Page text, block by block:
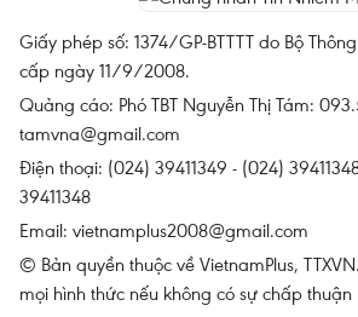
Giấy phép số: 1374/GP-BTTTT do Bộ
cấp ngày 11/9/2008.
Quảng cáo: Phó TBT Nguyễn Thị Tám:
tamvna@gmail.com
Điện thoại: (024) 39411349 - (024)
39411348
Email: vietnamplus2008@gmail.com
© Bản quyền thuộc về VietnamPlus,
mọi hình thức nếu không có sự chấp